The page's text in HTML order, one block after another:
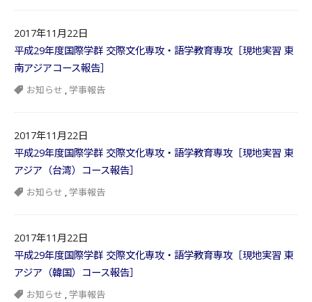
2017年11月22日
平成29年度国際学群 交際文化専攻・語学教育専攻［現地実習 東
南アジアコース報告］
お知らせ ,学事報告
2017年11月22日
平成29年度国際学群 交際文化専攻・語学教育専攻［現地実習 東
アジア（台湾）コース報告］
お知らせ ,学事報告
2017年11月22日
平成29年度国際学群 交際文化専攻・語学教育専攻［現地実習 東
アジア（韓国）コース報告］
お知らせ ,学事報告